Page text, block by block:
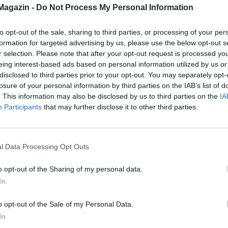
- Do Not Process My Personal Information
opt-out of the sale, sharing to third parties, or processing of your
for targeted advertising by us, please use the below opt-out
selection. Please note that after your opt-out request is processed
interest-based ads based on personal information utilized by us
to third parties prior to your opt-out. You may separately
of your personal information by third parties on the IAB’s list of
This information may also be disclosed by us to third parties on the
Participants that may further disclose it to other third parties.
Data Processing Opt Outs
opt-out of the Sharing of my personal data.
opt-out of the Sale of my Personal Data.
az agyi áramköröket aktiválja,
élmények nem összehasonlíthatók, és nem lineáris
bármivel is könnyebb lenne azért, mert van olyan
több szociálisan elfogadott indokot fel tud írni a
másképp gondolkodni a lelki egészségről,
Ne vicceljük el, ne tereljük a témát, hanem álljunk
a terápia lényege is: az ember elmondhatja a
attól, hogy annak mennyire van köze a
mert a terapeuta ezt a negatív lelkibatyut segít
lehetek, aki ítélkezés és tanácsadás helyett
leszek. És sosem késő, hogy mi legyünk ez az egy